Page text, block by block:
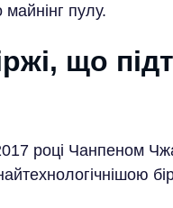
пулу.
що
році Чанпеном